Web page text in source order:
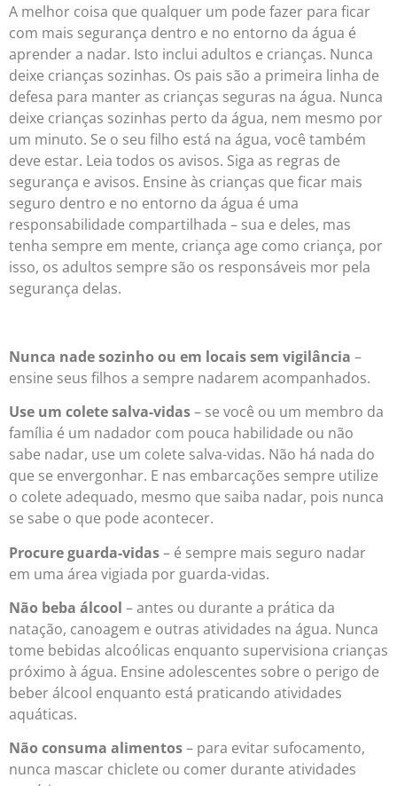
A melhor coisa que qualquer um pode fazer para ficar
com mais segurança dentro e no entorno da água é
aprender a nadar. Isto inclui adultos e crianças. Nunca
deixe crianças sozinhas. Os pais são a primeira linha de
defesa para manter as crianças seguras na água. Nunca
deixe crianças sozinhas perto da água, nem mesmo por
um minuto. Se o seu filho está na água, você também
deve estar. Leia todos os avisos. Siga as regras de
segurança e avisos. Ensine às crianças que ficar mais
seguro dentro e no entorno da água é uma
responsabilidade compartilhada – sua e deles, mas
tenha sempre em mente, criança age como criança, por
isso, os adultos sempre são os responsáveis mor pela
segurança delas.
Nunca nade sozinho ou em locais sem vigilância –
ensine seus filhos a sempre nadarem acompanhados.
Use um colete salva-vidas– se você ou um membro da
família é um nadador com pouca habilidade ou não
sabe nadar, use um colete salva-vidas. Não há nada do
que se envergonhar. E nas embarcações sempre utilize
o colete adequado, mesmo que saiba nadar, pois nunca
se sabe o que pode acontecer.
Procure guarda-vidas– é sempre mais seguro nadar
em uma área vigiada por guarda-vidas.
Não beba álcool – antes ou durante a prática da
natação, canoagem e outras atividades na água. Nunca
tome bebidas alcoólicas enquanto supervisiona crianças
próximo à água. Ensine adolescentes sobre o perigo de
beber álcool enquanto está praticando atividades
aquáticas.
Não consuma alimentos– para evitar sufocamento,
nunca mascar chiclete ou comer durante atividades